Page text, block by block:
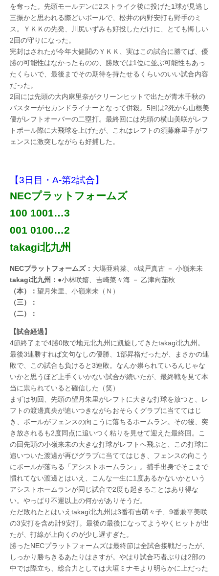
を奪った。先頭モールデンに2ストライク後に投げた1球が見逃し
三振かと思われる際どいボールで、松井の内野安打も野手のミ
ス。ＹＫＫの先発、川尻いずみも好投しただけに、とても悔しい
2回の守りになった。
完封はされたが今年大健闘のＹＫＫ、実はこの試合に勝てば、優
勝の可能性はなかったものの、勝敗では1位に並ぶ可能性もあっ
たくらいで、最後までその期待を持たせるくらいのいい試合内容
だった。
2回には先頭の大内麻里奈がクリーンヒットで出たが青木千秋の
バスターがセカンドライナーとなって併殺。5回は2死から山根美
優がレフトオーバーの二塁打。最終回には先頭の横山美咲がレフ
トポール際に大飛球を上げたが、これはレフトの須藤麻里子がフ
ェンスに激突しながらも好捕した。
【3日目・A-第2試合】
NECプラットフォームズ
100 1001…3
001 0100…2
takagi北九州
NECプラットフォームズ： 大塲亜莉菜、○城戸真古 － 小嶺来未
takagi北九州： ●小林咲嬉、吉崎菜々海 － 乙津向茄秋
（本）： 望月朱里、小嶺来未（Ｎ）
（三）：
（二）：
【試合経過】
4節終了まで4勝0敗で地元北九州に凱旋してきたtakagi北九州。
最後3連勝すれば文句なしの優勝、1部昇格だったが、まさかの連
敗で、この試合も負けると3連敗。なんか祟られているんじゃな
いかと思うほど上手くいかない試合が続いたが、最終戦を見て本
当に祟られていると確信した（笑）
まずは初回、先頭の望月朱里がレフトに大きな打球を放つと、レ
フトの渡邊真央が追いつきながらおそらくグラブに当ててはじ
き、ボールがフェンスの向こうに落ちるホームラン。その後、突
き放されるも2度同点に追いつく粘りを見せて迎えた最終回。こ
の回先頭の小嶺来未の大きな打球がレフトへ飛ぶと、この打球に
追いついた渡邊が再びグラブに当ててはじき、フェンスの向こう
にボールが落ちる「アシストホームラン」。捕手出身でそこまで
慣れてない渡邊とはいえ、こんな一生に1度あるかないかという
アシストホームランが同じ試合で2度も起きることはあり得な
い。やっぱり不運以上の何かがありそうだ。
ただ敗れたとはいえtakagi北九州は3番有吉萌々子、9番兼平美咲
の3安打を含め計9安打。最後の最後になってようやくヒットが出
たが、打線が上向くのが少し遅すぎた。
勝ったNECプラットフォームズは最終節は全試合接戦だったが、
しっかり勝ちきるあたりはさすが。やはり試合巧者ぶりは2部の
中では際立ち、総合力としては大垣ミナモより明らかに上だった